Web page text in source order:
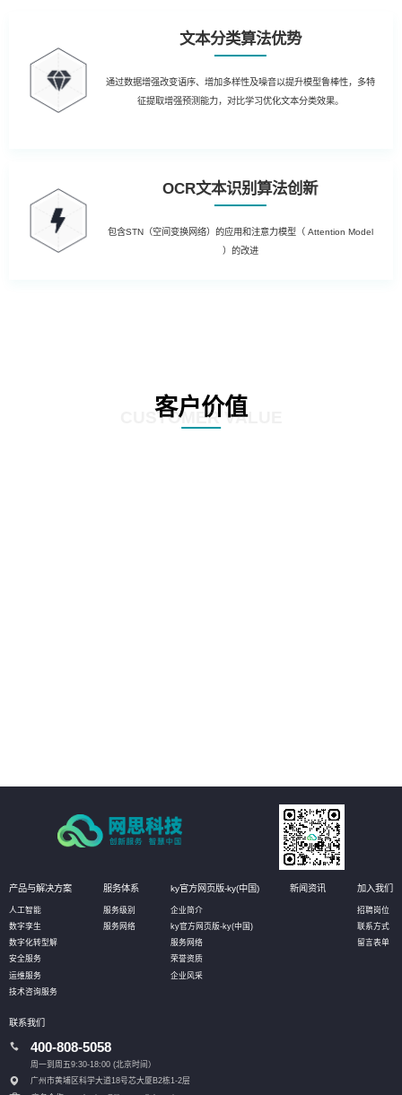
文本分类算法优势
通过数据增强改变语序、增加多样性及噪音以提升模型鲁棒性，多特
征提取增强预测能力，对比学习优化文本分类效果。
OCR文本识别算法创新
包含STN（空间变换网络）的应用和注意力模型（ Attention Model
）的改进
客户价值
CUSTOMER VALUE
产品与解决方案
人工智能
数字孪生
数字化转型解
安全服务
运维服务
技术咨询服务
服务体系
服务级别
服务网络
ky官方网页版-ky(中国)
企业简介
ky官方网页版-ky(中国)
服务网络
荣誉资质
企业风采
新闻资讯 加入我们
招聘岗位
联系方式
留言表单
联系我们
400-808-5058
周一到周五9:30-18:00 (北京时间）
广州市黄埔区科学大道18号芯大厦B2栋1-2层